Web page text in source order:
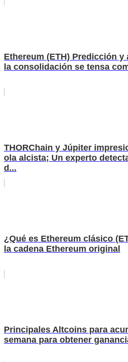
Ethereum (ETH) Predicción
la consolidación se tensa
THORChain y Júpiter
ola alcista; Un experto
d...
¿Qué es Ethereum clásico
la cadena Ethereum original
Principales Altcoins para
semana para obtener